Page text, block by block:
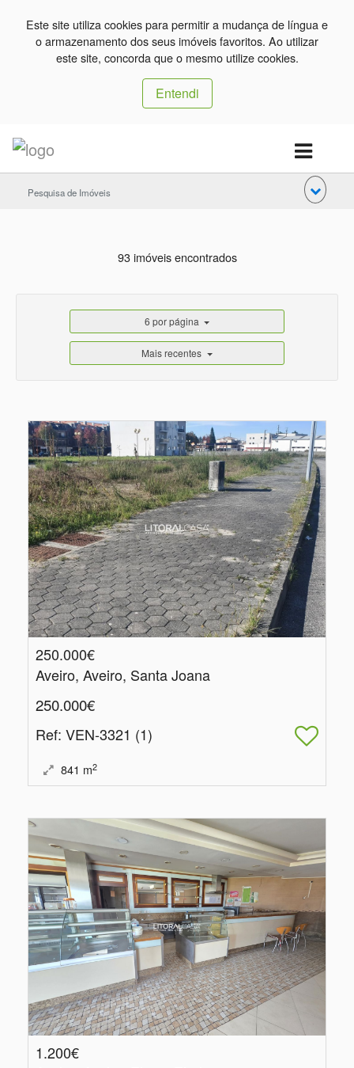
Este site utiliza cookies para permitir a mudança de língua e
o armazenamento dos seus imóveis favoritos. Ao utilizar
este site, concorda que o mesmo utilize cookies.
Entendi
Pesquisa de Imóveis
93 imóveis encontrados
6 por página
Mais recentes
250.000€
Aveiro, Aveiro, Santa Joana
250.000€
Ref: VEN-3321 (1)
841 m2
1.200€